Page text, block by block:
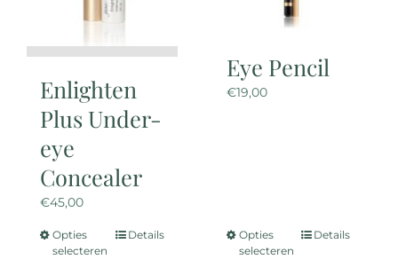
Enlighten
Plus Under-
eye
Concealer
€45,00
Opties
selecteren
Dit
product
Details
Eye Pencil
€19,00
Opties
selecteren
Dit
product
Details